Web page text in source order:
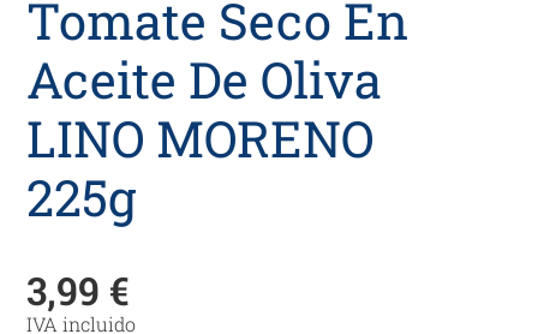
Tomate Seco En
Aceite De Oliva
LINO MORENO
225g
3,99 €
IVA incluido